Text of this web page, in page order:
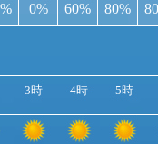
0% 60% 80%
3時 4時 5時